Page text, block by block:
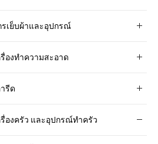
รเย็บผ้าและอุปกรณ์
รื่องทำความสะอาด
ารีด
รื่องครัว และอุปกรณ์ทำครัว